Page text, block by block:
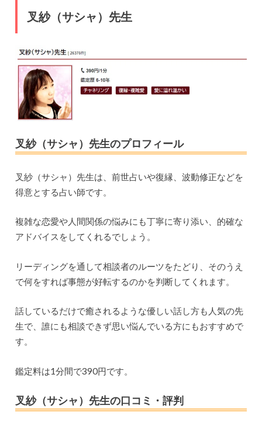
叉紗（サシャ）先生
叉紗（サシャ）先生のプロフィール
叉紗（サシャ）先生は、前世占いや復縁、波動修正などを
得意とする占い師です。
複雑な恋愛や人間関係の悩みにも丁寧に寄り添い、的確な
アドバイスをしてくれるでしょう。
リーディングを通して相談者のルーツをたどり、そのうえ
で何をすれば事態が好転するのかを判断してくれます。
話しているだけで癒されるような優しい話し方も人気の先
生で、誰にも相談できず思い悩んでいる方にもおすすめで
す。
鑑定料は1分間で390円です。
叉紗（サシャ）先生の口コミ・評判